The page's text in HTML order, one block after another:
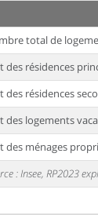
total de
des résidences
des résidences
des logements
des ménages
: Insee, RP2023